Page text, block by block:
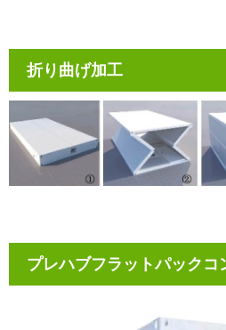
折り曲げ加工
プレハブフラットパックコ